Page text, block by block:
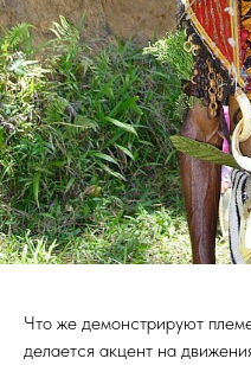
Что же демонстрируют
делается акцент на